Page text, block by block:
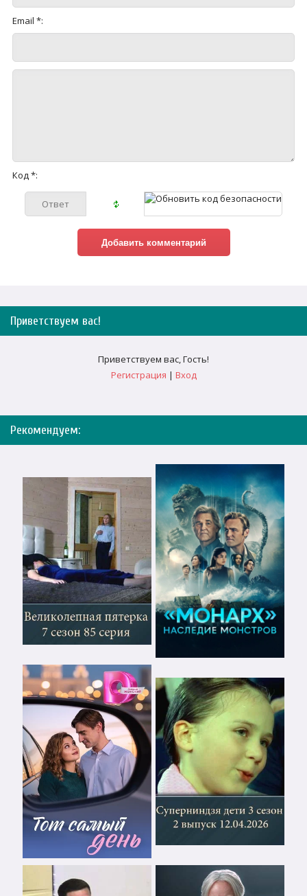
Email *:
Код *:
Приветствуем вас!
Приветствуем вас,Гость!
Регистрация | Вход
Рекомендуем: